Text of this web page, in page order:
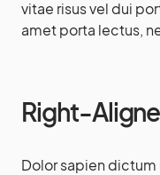
vitae risus vel dui
amet porta lectus,
Right-
Dolor sapien